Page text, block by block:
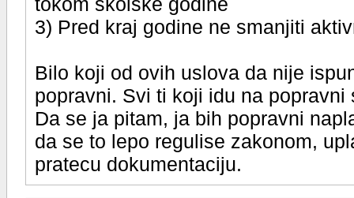
3) Pred kraj godine ne smanjiti
Bilo koji od ovih uslova da nije
popravni. Svi ti koji idu na
Da se ja pitam, ja bih popravni
da se to lepo regulise zakonom,
pratecu dokumentaciju.